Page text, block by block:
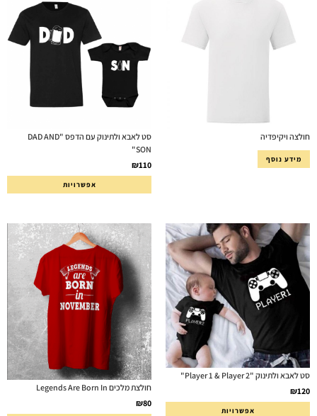
חולצה ויקיפדיה
מידע נוסף
סט לאבא ולתינוק עם הדפס "DAD AND
SON"
₪110
אפשרויות
סט לאבא ולתינוק "Player 1 & Player 2"
₪120
אפשרויות
חולצת מלכים Legends Are Born In
₪80